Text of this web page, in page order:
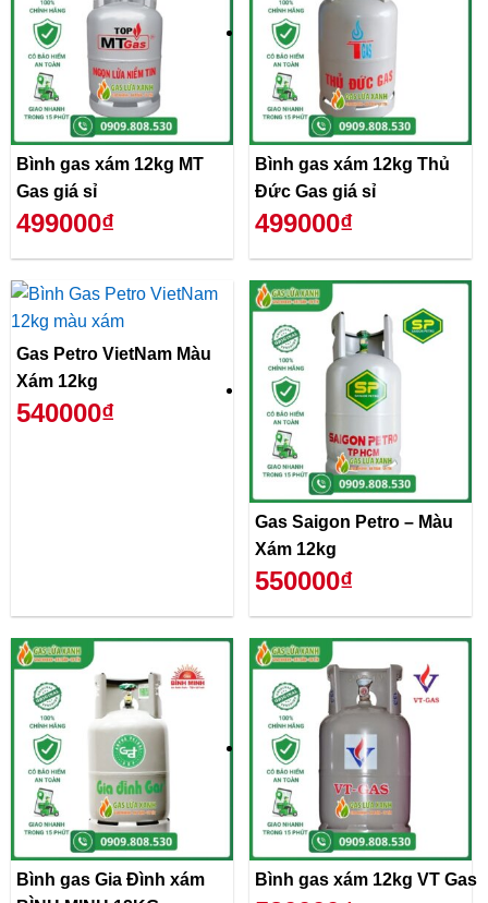
Bình gas xám 12kg MT
Gas giá sỉ
499000₫
Bình gas xám 12kg Thủ
Đức Gas giá sỉ
499000₫
Gas Petro VietNam Màu
Xám 12kg
540000₫
Gas Saigon Petro – Màu
Xám 12kg
550000₫
Bình gas Gia Đình xám
Bình gas xám 12kg VT Gas